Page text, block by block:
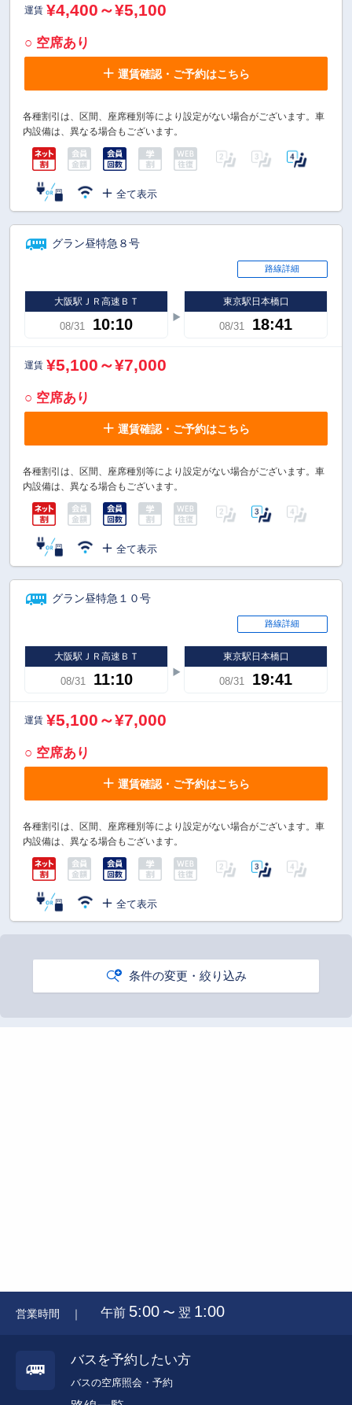
運賃 ¥4,400～¥5,100
○ 空席あり
運賃確認・ご予約はこちら
各種割引は、区間、座席種別等により設定がない場合がございます。車
内設備は、異なる場合もございます。
全て表示
グラン昼特急８号
路線詳細
大阪駅ＪＲ高速ＢＴ
08/31 10:10
東京駅日本橋口
08/31 18:41
運賃 ¥5,100～¥7,000
○ 空席あり
運賃確認・ご予約はこちら
各種割引は、区間、座席種別等により設定がない場合がございます。車
内設備は、異なる場合もございます。
全て表示
グラン昼特急１０号
路線詳細
大阪駅ＪＲ高速ＢＴ
08/31 11:10
東京駅日本橋口
08/31 19:41
運賃 ¥5,100～¥7,000
○ 空席あり
運賃確認・ご予約はこちら
各種割引は、区間、座席種別等により設定がない場合がございます。車
内設備は、異なる場合もございます。
全て表示
条件の変更・絞り込み
営業時間 ｜ 午前 5:00 〜 翌 1:00
バスを予約したい方
バスの空席照会・予約